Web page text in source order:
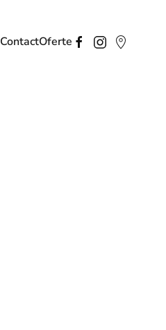
ContactOferte